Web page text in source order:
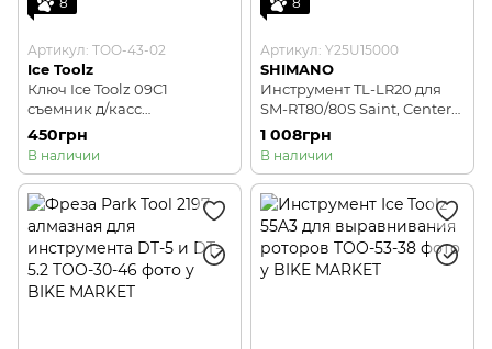
Артикул: TOO-43-02
Ice Toolz
Ключ Ice Toolz 09C1
съемник д/касс
Shimano/Sram, диск.
тормоза Center Lock
450грн
В наличии
Артикул: Y25U15000
SHIMANO
Инструмент TL-LR20 для
SM-RT80/80S Saint, Center
Lock
1 008грн
В наличии